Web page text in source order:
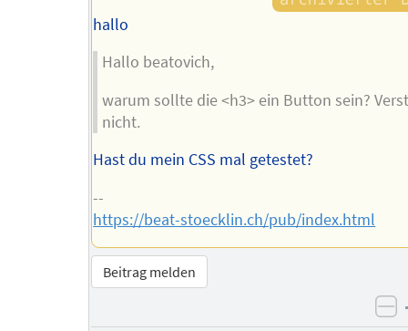
hallo
Hallo beatovich,
warum sollte die <h3> ein Button sein?
nicht.
Hast du mein CSS mal getestet?
--
https://beat-stoecklin.ch/pub/index.html
Beitrag melden